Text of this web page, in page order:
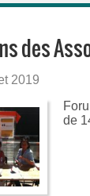
des
2019
de